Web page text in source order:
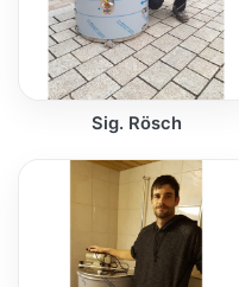
Sig. Rösch